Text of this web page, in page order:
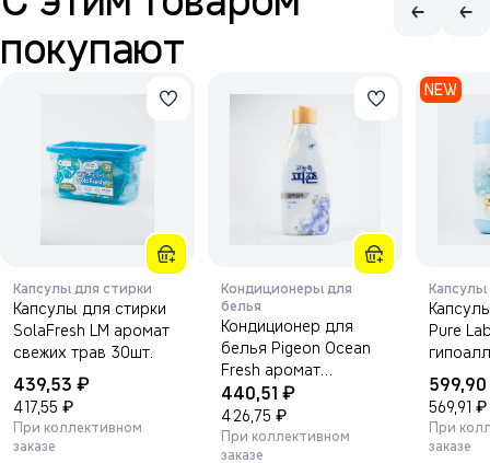
покупают
Капсулы для стирки
Капсулы для стирки
SolaFresh LM аромат
свежих трав 30шт.
439,53 ₽
417,55 ₽
При коллективном
заказе
Кондиционеры для
белья
Кондиционер для
белья Pigeon Ocean
Fresh аромат
«Свежесть океана»
1000 мл.
440,51 ₽
426,75 ₽
При коллективном
заказе
NEW
Капсулы
Pure Lab
40шт.
599,90
569,91 ₽
При
заказе